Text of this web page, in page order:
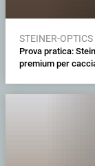
STEINER-OPTICS
Prova pratica:
premium per